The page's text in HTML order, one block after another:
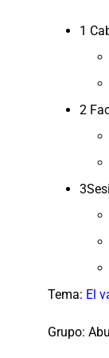
1
2
Tema: El
Grupo: